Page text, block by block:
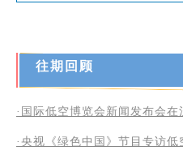
往期回顾
· 国际低空博览会新闻发布会在
·央视《绿色中国》节目专访